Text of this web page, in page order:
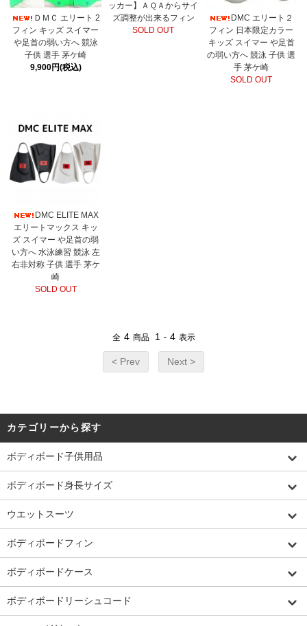
ＤＭＣ エリート 2
フィン キッズ スイマー
や足首の弱い方へ 競泳
子供 選手 茅ケ崎
9,900円(税込)
ッカー】ＡＱＡからサイ
ズ調整が出来るフィン
SOLD OUT
DMC エリート２
フィン 日本限定カラー
キッズ スイマー や足首
の弱い方へ 競泳 子供 選
手 茅ケ崎
SOLD OUT
DMC ELITE MAX
エリートマックス キッ
ズ スイマー や足首の弱
い方へ 水泳練習 競泳 左
右非対称 子供 選手 茅ケ
崎
SOLD OUT
全 4 商品 1 - 4 表示
< Prev Next >
カテゴリーから探す
ボディボード子供用品
ボディボード身長サイズ
ウエットスーツ
ボディボードフィン
ボディボードケース
ボディボードリーシュコード